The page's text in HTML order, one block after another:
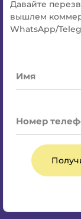
Давайте
вышлем
WhatsApp/
Имя
Номер